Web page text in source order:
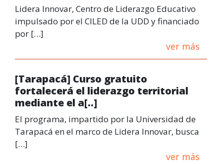
Lidera Innovar, Centro de Liderazgo Educativo
impulsado por el CILED de la UDD y financiado
por […]
ver más
[Tarapacá] Curso gratuito
fortalecerá el liderazgo territorial
mediante el a[..]
El programa, impartido por la Universidad de
Tarapacá en el marco de Lidera Innovar, busca
[…]
ver más